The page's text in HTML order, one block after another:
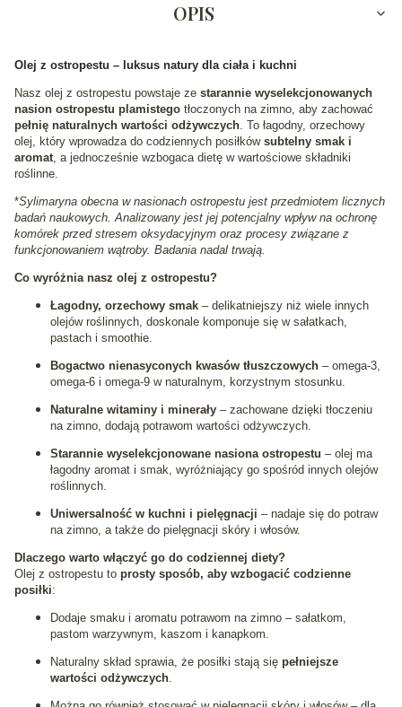
OPIS
Olej z ostropestu – luksus natury dla ciała i kuchni
Nasz olej z ostropestu powstaje ze starannie wyselekcjonowanych
nasion ostropestu plamistego tłoczonych na zimno, aby zachować
pełnię naturalnych wartości odżywczych . To łagodny, orzechowy
olej, który wprowadza do codziennych posiłków subtelny smak i
aromat , a jednocześnie wzbogaca dietę w wartościowe składniki
roślinne.
*Sylimaryna obecna w nasionach ostropestu jest przedmiotem licznych
badań naukowych. Analizowany jest jej potencjalny wpływ na ochronę
komórek przed stresem oksydacyjnym oraz procesy związane z
funkcjonowaniem wątroby. Badania nadal trwają.
Co wyróżnia nasz olej z ostropestu?
Łagodny, orzechowy smak – delikatniejszy niż wiele innych
olejów roślinnych, doskonale komponuje się w sałatkach,
pastach i smoothie.
Bogactwo nienasyconych kwasów tłuszczowych – omega‑3,
omega‑6 i omega‑9 w naturalnym, korzystnym stosunku.
Naturalne witaminy i minerały – zachowane dzięki tłoczeniu
na zimno, dodają potrawom wartości odżywczych.
Starannie wyselekcjonowane nasiona ostropestu – olej ma
łagodny aromat i smak, wyróżniający go spośród innych olejów
roślinnych.
Uniwersalność w kuchni i pielęgnacji – nadaje się do potraw
na zimno, a także do pielęgnacji skóry i włosów.
Dlaczego warto włączyć go do codziennej diety?
Olej z ostropestu to prosty sposób, aby wzbogacić codzienne
posiłki:
Dodaje smaku i aromatu potrawom na zimno – sałatkom,
pastom warzywnym, kaszom i kanapkom.
Naturalny skład sprawia, że posiłki stają się pełniejsze
wartości odżywczych